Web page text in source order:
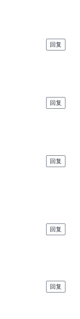
回复
回复
回复
回复
回复